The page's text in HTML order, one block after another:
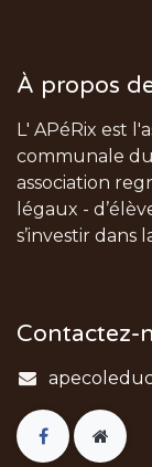
À propos
L' APéRix est
communale
association
légaux -
s’investir dans
Contactez-